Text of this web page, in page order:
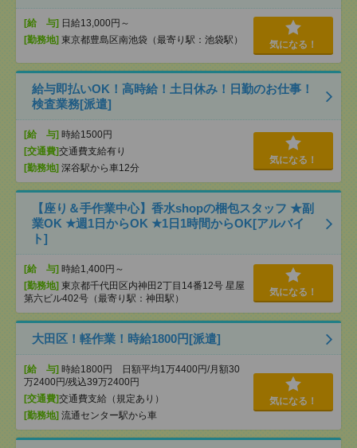
[給 与] 日給13,000円～
[勤務地] 東京都豊島区南池袋（最寄り駅：池袋駅） 気になる！
給与即払いOK！高時給！土日休み！日勤のお仕事！
検査業務[派遣]
[給 与] 時給1500円
[交通費]交通費支給有り
[勤務地] 深谷駅から車12分
気になる！
【座り＆手作業中心】香水shopの梱包スタッフ ★副
業OK ★週1日からOK ★1日1時間からOK[アルバイ
ト]
[給 与] 時給1,400円～
[勤務地] 東京都千代田区内神田2丁目14番12号 星屋
第六ビル402号（最寄り駅：神田駅）
気になる！
大田区！軽作業！時給1800円[派遣]
[給 与] 時給1800円 日額平均1万4400円/月額30
万2400円/残込39万2400円
[交通費]交通費支給（規定あり）
[勤務地] 流通センター駅から車
気になる！